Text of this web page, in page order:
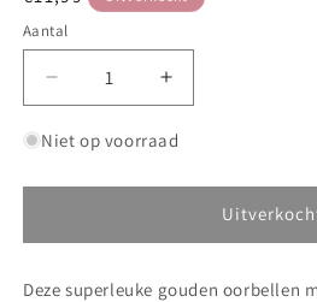
prijs
Aantal
Aantal
verlagen
voor
Earrings
Aantal
verhogen
voor
Earrings
Niet op voorraad
Deze superleuke gouden oorbellen